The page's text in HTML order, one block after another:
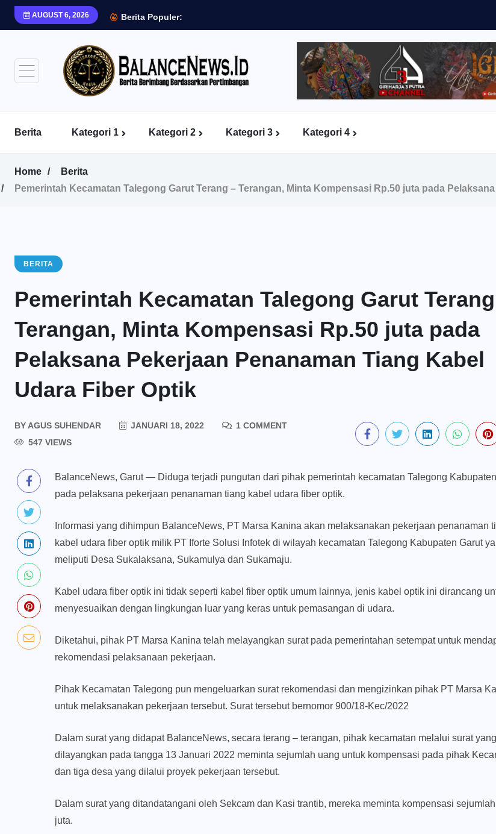
AUGUST 6, 2026 Berita Populer:
Berita Kategori 1 Kategori 2 Kategori 3 Kategori 4
Home
Berita
Pemerintah Kecamatan Talegong Garut Terang – Terangan, Minta Kompensasi Rp.50 juta pada
BERITA
Pemerintah Kecamatan Talegong Garut
Terangan, Minta Kompensasi Rp.50 juta pada
Pelaksana Pekerjaan Penanaman Tiang Kabel
Udara Fiber Optik
BY AGUS SUHENDAR JANUARI 18, 2022
1 COMMENT
547 VIEWS
BalanceNews, Garut — Diduga terjadi pungutan dari pihak pemerintah kecamatan Talegong
pada pelaksana pekerjaan penanaman tiang kabel udara fiber optik.
Informasi yang dihimpun BalanceNews, PT Marsa Kanina akan melaksanakan pekerjaan penanaman
kabel udara fiber optik milik PT Iforte Solusi Infotek di wilayah kecamatan Talegong Kabupaten Garut
meliputi Desa Sukalaksana, Sukamulya dan Sukamaju.
Kabel udara fiber optik ini tidak seperti kabel fiber optik umum lainnya, jenis kabel optik ini dirancang
menyesuaikan dengan lingkungan luar yang keras untuk pemasangan di udara.
Diketahui, pihak PT Marsa Kanina telah melayangkan surat pada pemerintahan setempat untuk
rekomendasi pelaksanaan pekerjaan.
Pihak Kecamatan Talegong pun mengeluarkan surat rekomendasi dan mengizinkan pihak PT Marsa
untuk melaksanakan pekerjaan tersebut. Surat tersebut bernomor 900/18-Kec/2022
Dalam surat yang didapat BalanceNews, secara terang – terangan, pihak kecamatan melalui surat yang
dilayangkan pada tangga 13 Januari 2022 meminta sejumlah uang untuk kompensasi pada pihak
dan tiga desa yang dilalui proyek pekerjaan tersebut.
Dalam surat yang ditandatangani oleh Sekcam dan Kasi trantib, mereka meminta kompensasi
juta.